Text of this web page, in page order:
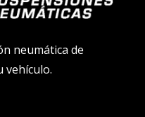
neumática de
vehículo.